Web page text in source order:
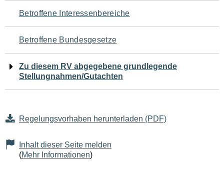
Seiteninhalt
Betroffene Interessenbereiche
Betroffene Bundesgesetze
Zu diesem RV abgegebene grundlegende
Stellungnahmen/Gutachten
Regelungsvorhaben herunterladen (PDF)
Inhalt dieser Seite melden
(Mehr Informationen)